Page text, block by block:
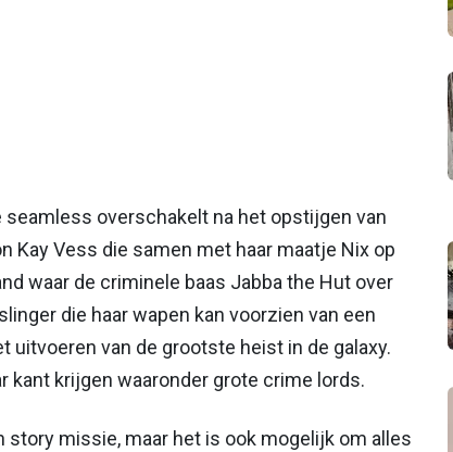
overschakelt na het opstijgen van
Kay Vess die samen met haar maatje Nix op
waar de criminele baas Jabba the Hut over
die haar wapen kan voorzien van een
uitvoeren van de grootste heist in de galaxy.
kant krijgen waaronder grote crime lords.
story missie, maar het is ook mogelijk om alles